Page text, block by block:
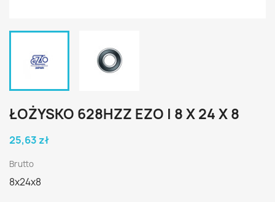
ŁOŻYSKO 628HZZ EZO | 8 X 24 X 8
25,63 zł
Brutto
8x24x8